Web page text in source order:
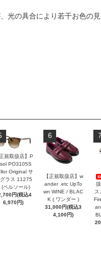
光の具合により若干お色の
正規取扱店】P
PO3105S
Original サ
ラス 11275
(ペルソール)
円(税込4
6,970円)
6
【正規取扱店】w
ander .etc UpTo
wn WINE / BLAC
K ( ワンダー )
31,000円(税込3
4,100円)
7
ス